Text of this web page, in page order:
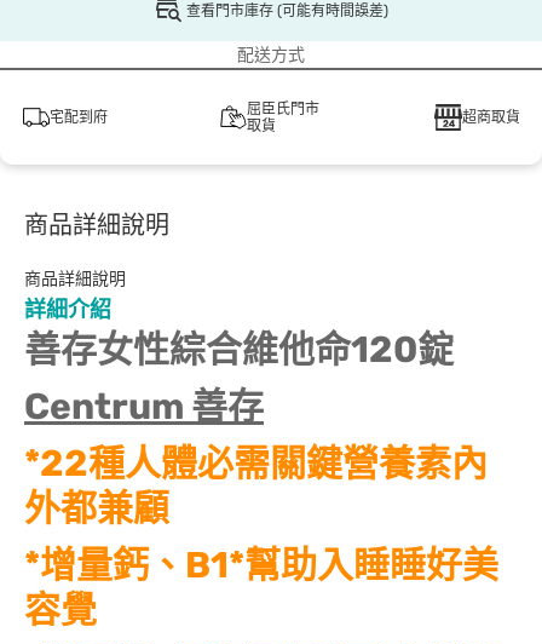
查看門市庫存 (可能有時間誤差)
配送方式
宅配到府
屈臣氏門市
取貨
超商取貨
商品詳細說明
商品詳細說明
詳細介紹
善存女性綜合維他命120錠
Centrum 善存
*22種人體必需關鍵營養素內
外都兼顧
*增量鈣、B1*幫助入睡睡好美
容覺